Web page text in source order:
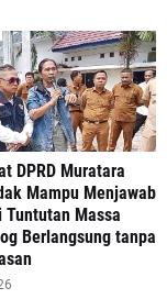
DPRD Muratara
Mampu Menjawab
Tuntutan Massa
Berlangsung tanpa